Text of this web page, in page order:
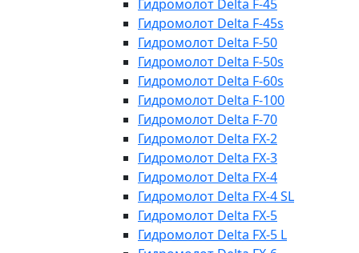
Гидромолот Delta F-45
Гидромолот Delta F-45s
Гидромолот Delta F-50
Гидромолот Delta F-50s
Гидромолот Delta F-60s
Гидромолот Delta F-100
Гидромолот Delta F-70
Гидромолот Delta FX-2
Гидромолот Delta FX-3
Гидромолот Delta FX-4
Гидромолот Delta FX-4 SL
Гидромолот Delta FX-5
Гидромолот Delta FX-5 L